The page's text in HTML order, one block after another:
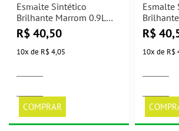
Esmalte Sintético
Brilhante Marrom 0.9L
Glasurit
R$ 40,50
10x de R$ 4,05
COMPRAR
Esmalte
0.9L
R$
10x de R$